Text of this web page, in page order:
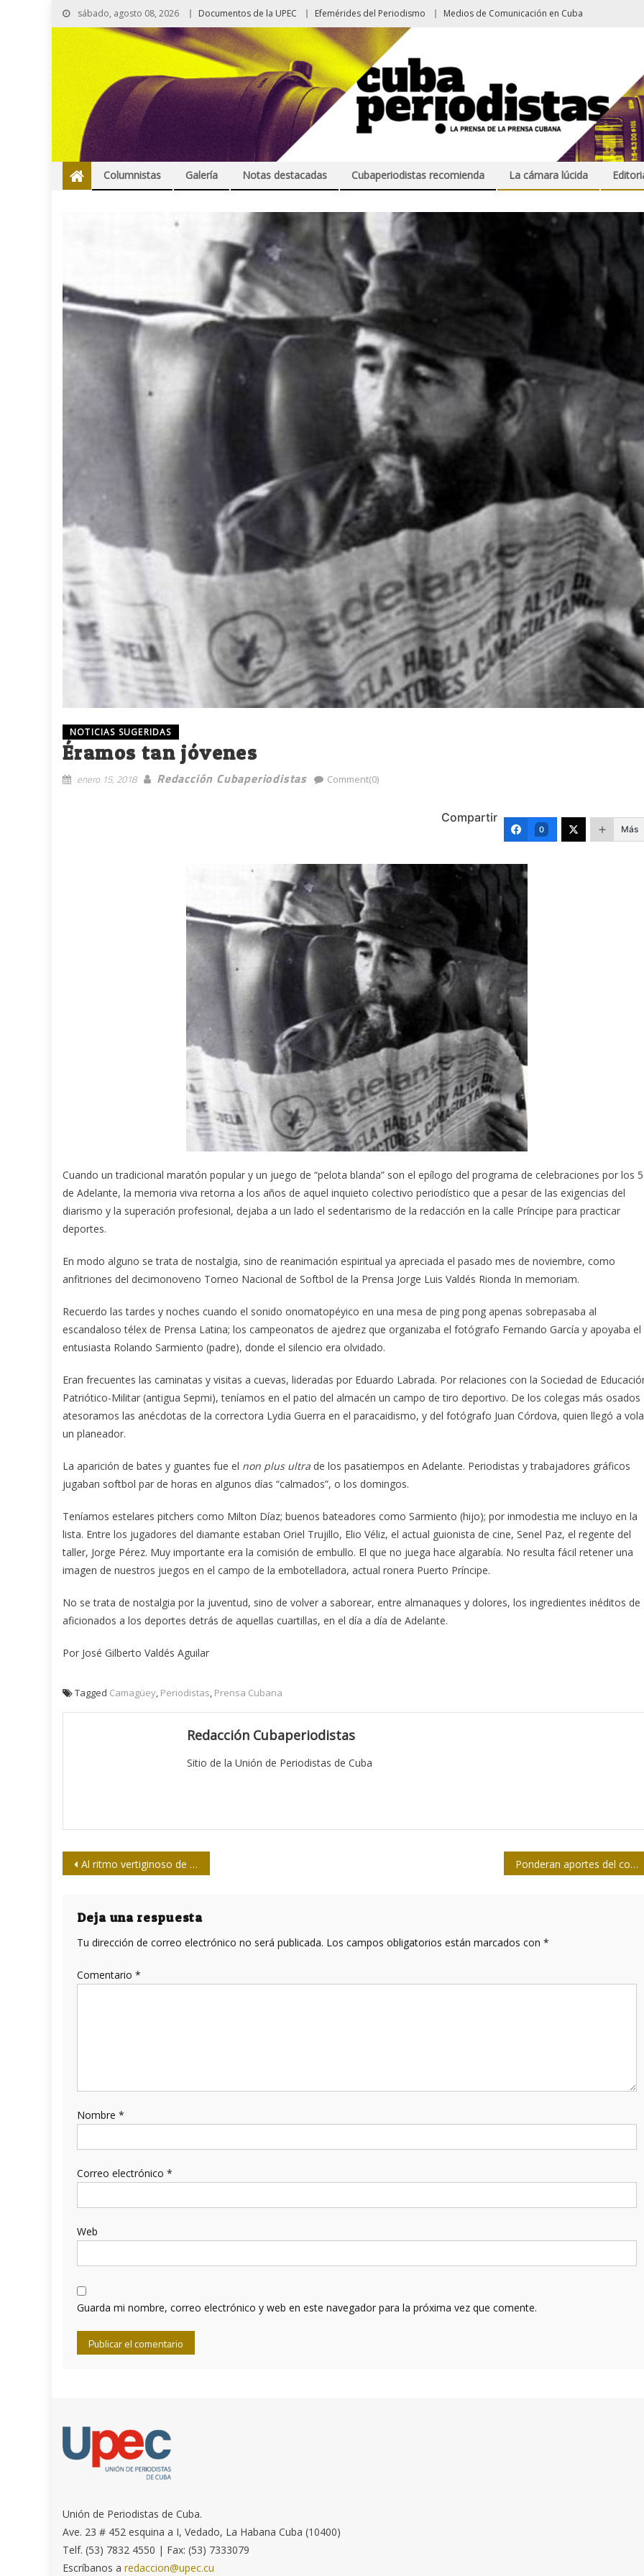
sábado, agosto 08, 2026 Documentos de la UPEC Efemérides del Periodismo Medios de Comunicación en Cuba
Columnistas Galería Notas destacadas Cubaperiodistas recomienda La cámara lúcida
NOTICIAS SUGERIDAS
Éramos tan jóvenes
enero 15, 2018 Redacción Cubaperiodistas Comment(0)
Compartir
0 Más
Cuando un tradicional maratón popular y un juego de “pelota blanda” son el epílogo del programa de celebraciones por los
de Adelante, la memoria viva retorna a los años de aquel inquieto colectivo periodístico que a pesar de las exigencias del
diarismo y la superación profesional, dejaba a un lado el sedentarismo de la redacción en la calle Príncipe para practicar
deportes.
En modo alguno se trata de nostalgia, sino de reanimación espiritual ya apreciada el pasado mes de noviembre, como
anfitriones del decimonoveno Torneo Nacional de Softbol de la Prensa Jorge Luis Valdés Rionda In memoriam.
Recuerdo las tardes y noches cuando el sonido onomatopéyico en una mesa de ping pong apenas sobrepasaba al
escandaloso télex de Prensa Latina; los campeonatos de ajedrez que organizaba el fotógrafo Fernando García y apoyaba el
entusiasta Rolando Sarmiento (padre), donde el silencio era olvidado.
Eran frecuentes las caminatas y visitas a cuevas, lideradas por Eduardo Labrada. Por relaciones con la Sociedad de
Patriótico-Militar (antigua Sepmi), teníamos en el patio del almacén un campo de tiro deportivo. De los colegas más osados
atesoramos las anécdotas de la correctora Lydia Guerra en el paracaidismo, y del fotógrafo Juan Córdova, quien llegó a
un planeador.
La aparición de bates y guantes fue el non plus ultra de los pasatiempos en Adelante. Periodistas y trabajadores gráficos
jugaban softbol par de horas en algunos días “calmados”, o los domingos.
Teníamos estelares pitchers como Milton Díaz; buenos bateadores como Sarmiento (hijo); por inmodestia me incluyo en la
lista. Entre los jugadores del diamante estaban Oriel Trujillo, Elio Véliz, el actual guionista de cine, Senel Paz, el regente del
taller, Jorge Pérez. Muy importante era la comisión de embullo. El que no juega hace algarabía. No resulta fácil retener una
imagen de nuestros juegos en el campo de la embotelladora, actual ronera Puerto Príncipe.
No se trata de nostalgia por la juventud, sino de volver a saborear, entre almanaques y dolores, los ingredientes inéditos de
aficionados a los deportes detrás de aquellas cuartillas, en el día a día de Adelante.
Por José Gilberto Valdés Aguilar
Tagged Camagüey, Periodistas, Prensa Cubana
Redacción Cubaperiodistas
Sitio de la Unión de Periodistas de Cuba
Navegación
entradas
Al ritmo vertiginoso de la vida Ponderan aportes del colectivo de la Televisión Serrana
Deja una respuesta
Tu dirección de correo electrónico no será publicada. Los campos obligatorios están marcados con *
Comentario *
Nombre *
Correo electrónico *
Web
Guarda mi nombre, correo electrónico y web en este navegador para la próxima vez que comente.
Unión de Periodistas de Cuba.
Ave. 23 # 452 esquina a I, Vedado, La Habana Cuba (10400)
Telf. (53) 7832 4550 | Fax: (53) 7333079
Escríbanos aredaccion@upec.cu